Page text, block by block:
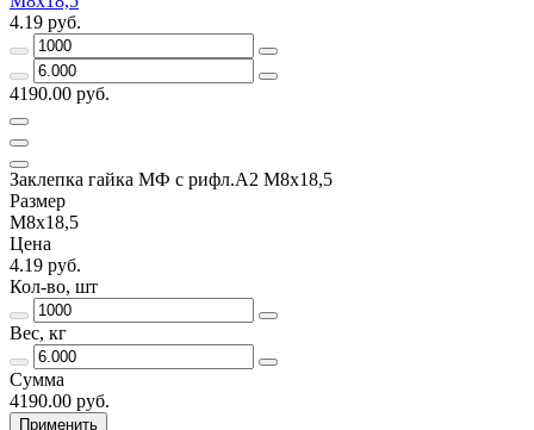
4.19 руб.
4190.00 руб.
Заклепка гайка МФ с рифл.А2 М8х18,5
Размер
М8х18,5
Цена
4.19 руб.
Кол-во, шт
Вес, кг
Сумма
4190.00 руб.
Применить